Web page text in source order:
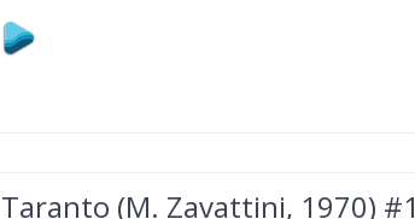
Taranto (M. Zavattini, 1970) #1